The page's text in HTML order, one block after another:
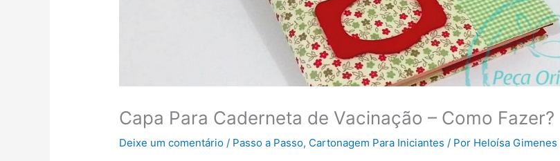
Capa Para Caderneta de Vacinação – Como Fazer?
Deixe um comentário / Passo a Passo, Cartonagem Para Iniciantes / Por Heloísa Gimenes